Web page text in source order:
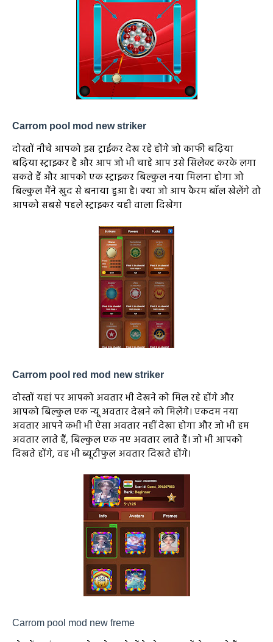
Carrom pool mod new striker
दोस्तों नीचे आपको इस ट्राईकर देख रहे होंगे जो काफी बढ़िया
बढ़िया स्ट्राइकर है और आप जो भी चाहे आप उसे सिलेक्ट करके लगा
सकते हैं और आपको एक स्ट्राइकर बिल्कुल नया मिलना होगा जो
बिल्कुल मैंने खुद से बनाया हुआ है। क्या जो आप कैरम बॉल खेलेंगे तो
आपको सबसे पहले स्ट्राइकर यही वाला दिखेगा
Carrom pool red mod new striker
दोस्तों यहां पर आपको अवतार भी देखने को मिल रहे होंगे और
आपको बिल्कुल एक न्यू अवतार देखने को मिलेंगे। एकदम नया
अवतार आपने कभी भी ऐसा अवतार नहीं देखा होगा और जो भी हम
अवतार लाते हैं, बिल्कुल एक नए अवतार लाते हैं। जो भी आपको
दिखते होंगे, वह भी ब्यूटीफुल अवतार दिखते होंगे।
Carrom pool mod new freme